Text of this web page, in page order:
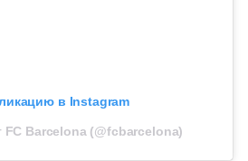
в Instagram
FC Barcelona (@fcbarcelona)